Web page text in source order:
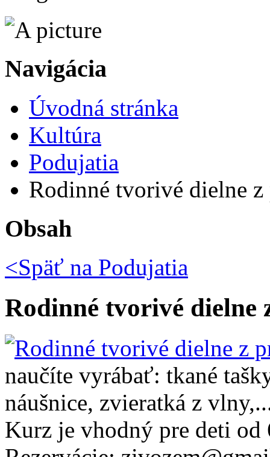
Navigácia
Úvodná stránka
Kultúra
Podujatia
Rodinné tvorivé dielne
Obsah
<Späť na Podujatia
Rodinné tvorivé
naučíte vyrábať: tkané
náušnice, zvieratká z
Kurz je vhodný pre deti od